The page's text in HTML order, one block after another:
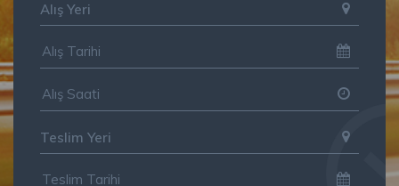
Alış Yeri
Teslim Yeri